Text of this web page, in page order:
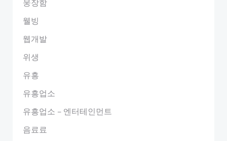
웰빙
웹개발
위생
유흥
유흥업소
유흥업소 – 엔터테인먼트
음료료